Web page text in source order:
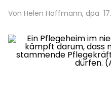
Von Helen Hoffmann, dpa